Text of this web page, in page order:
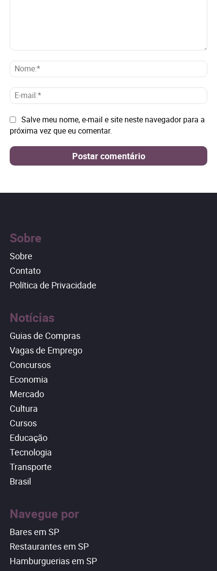
E-
Site: Salve meu nome, e-mail e site neste navegador para a
próxima vez que eu comentar.
Sobre
Sobre
Contato
Política de Privacidade
Notícias
Guias de Compras
Vagas de Emprego
Concursos
Economia
Mercado
Cultura
Cursos
Educação
Tecnologia
Transporte
Brasil
Navegue por
Bares em SP
Restaurantes em SP
Hamburguerias em SP